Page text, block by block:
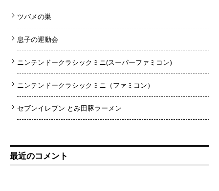
ツバメの巣
息子の運動会
ニンテンドークラシックミニ(スーパーファミコン)
ニンテンドークラシックミニ（ファミコン）
セブンイレブン とみ田豚ラーメン
最近のコメント